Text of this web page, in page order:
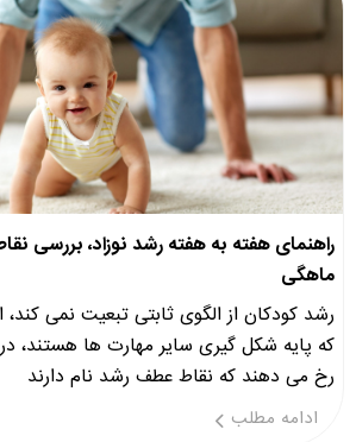
راهنمای هفته به هفته رشد نوزاد، بررسی
ماهگی
رشد کودکان از الگوی ثابتی تبعیت نمی
که پایه شکل گیری سایر مهارت ها
رخ می دهند که نقاط عطف رشد نام دارند
ادامه مطلب